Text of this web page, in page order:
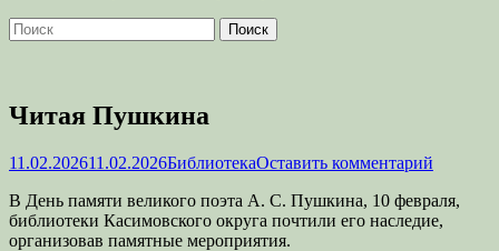
Поиск
Найти:
Читая Пушкина
Опубликовано
11.02.202611.02.2026Автор
БиблиотекаОставить комментарий
В День памяти великого поэта А. С. Пушкина, 10 февраля,
библиотеки Касимовского округа почтили его наследие,
организовав памятные мероприятия.